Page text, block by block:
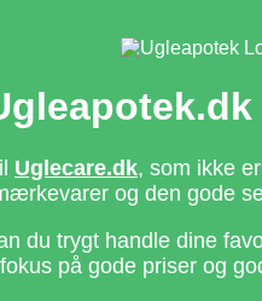
Uglecare.dk, som ikke
og den gode
du trygt handle dine
fokus på gode priser og